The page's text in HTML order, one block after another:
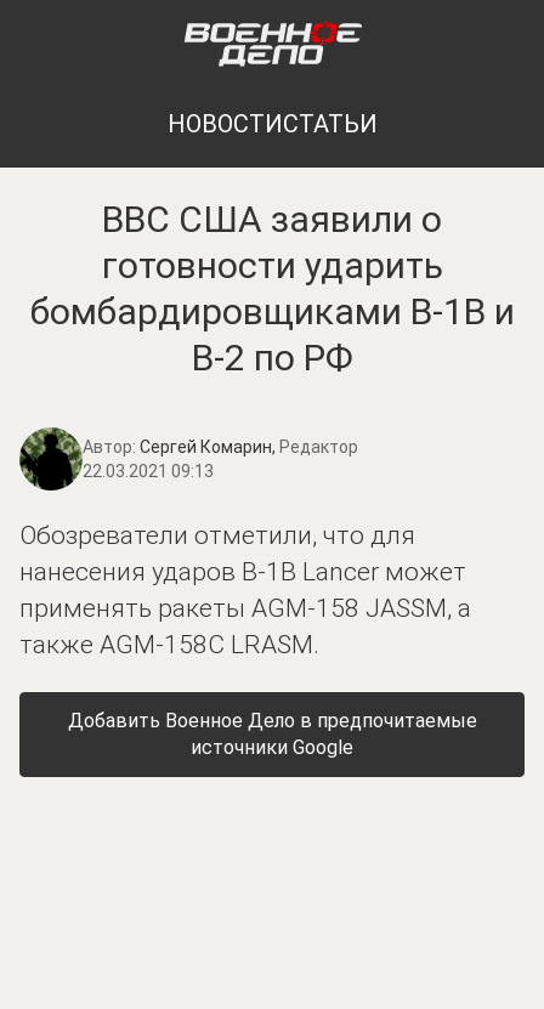
НОВОСТИСТАТЬИ
ВВС США заявили о
готовности ударить
бомбардировщиками B-1B и
B-2 по РФ
Автор: Сергей Комарин, Редактор
22.03.2021 09:13
Обозреватели отметили, что для
нанесения ударов B-1B Lancer может
применять ракеты AGM-158 JASSM, а
также AGM-158C LRASM.
Добавить Военное Дело в предпочитаемые
источники Google